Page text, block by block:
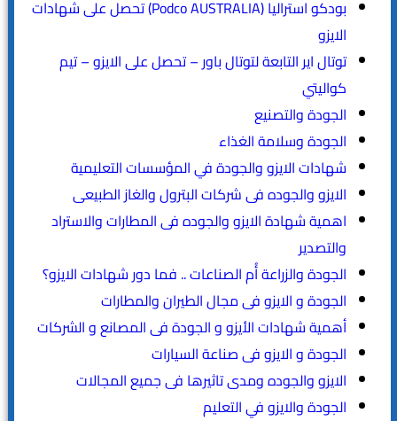
بودكو استراليا (Podco AUSTRALIA) تحصل على شهادات
الايزو
توتال اير التابعة لتوتال باور – تحصل على الايزو – تيم
كواليتي
الجودة والتصنيع
الجودة وسلامة الغذاء
شهادات الايزو والجودة في المؤسسات التعليمية
الايزو والجوده فى شركات البترول والغاز الطبيعى
اهمية شهادة الايزو والجوده فى المطارات والاستراد
والتصدير
الجودة والزراعة أُم الصناعات .. فما دور شهادات الايزو؟
الجودة و الايزو فى مجال الطيران والمطارات
أهمية شهادات الأيزو و الجودة فى المصانع و الشركات
الجودة و الايزو فى صناعة السيارات
الايزو والجوده ومدى تاثيرها فى جميع المجالات
الجودة والايزو في التعليم